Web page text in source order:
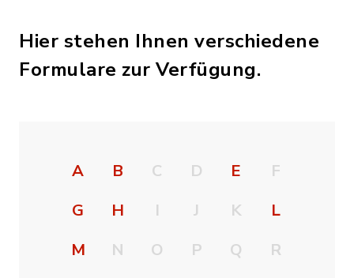
Hier stehen Ihnen verschiedene
Formulare zur Verfügung.
A B C D E
F
G
H I J K
L
M
N O P Q
R